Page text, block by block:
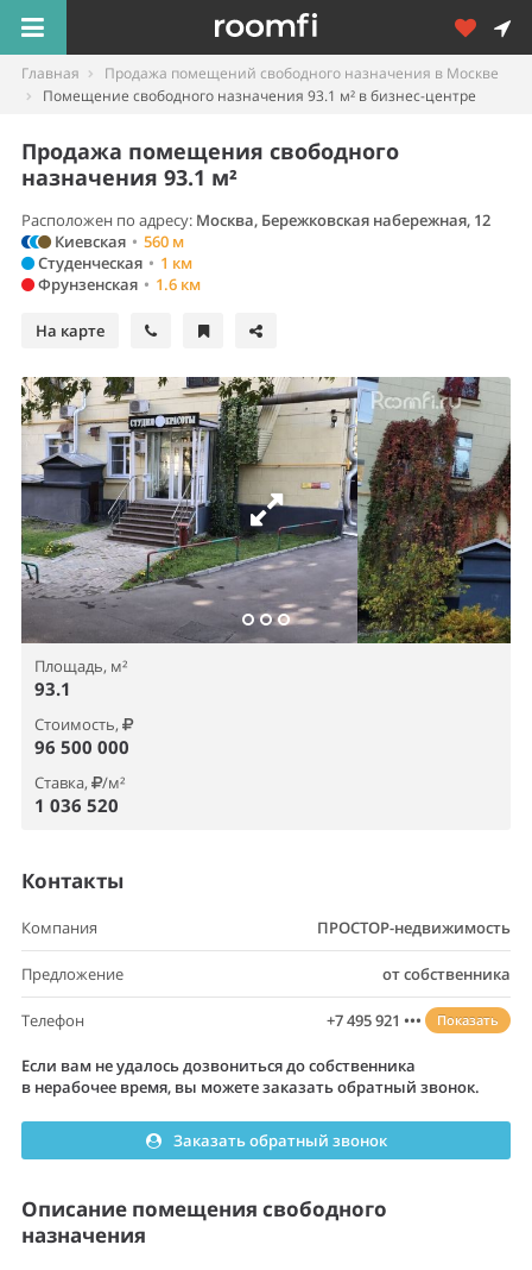
Главная
Продажа помещений свободного назначения в Москве
Помещение свободного назначения 93.1 м² в бизнес-центре
Продажа помещения свободного
назначения 93.1 м²
Расположен по адресу: Москва, Бережковская набережная, 12
Киевская • 560 м
Студенческая • 1 км
Фрунзенская • 1.6 км
На карте
Площадь, м²
93.1
Стоимость,
96 500 000
Ставка, /м²
1 036 520
Контакты
Компания ПРОСТОР-недвижимость
Предложение от собственника
Телефон +7 495 921 ••• Показать
Если вам не удалось дозвониться до собственника
в нерабочее время, вы можете заказать обратный звонок.
Заказать обратный звонок
Описание помещения свободного
назначения